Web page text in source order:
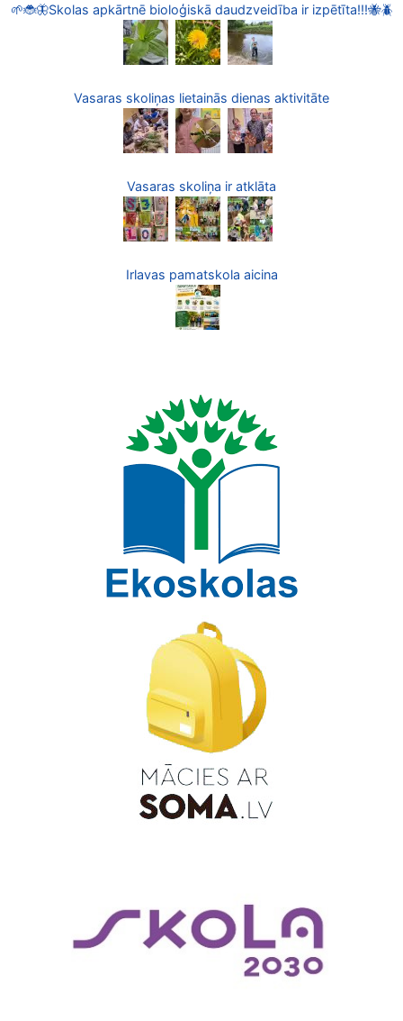
🌱🐞🦋Skolas apkārtnē bioloģiskā daudzveidība ir izpētīta!!!🐝🪲
Vasaras skoliņas lietainās dienas aktivitāte
Vasaras skoliņa ir atklāta
Irlavas pamatskola aicina